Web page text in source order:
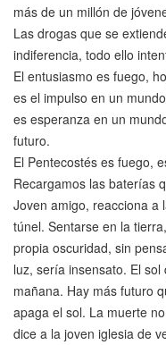
más de un millón de
Las drogas que se
indiferencia, todo ello
El entusiasmo es fuego,
es el impulso en un
es esperanza en un
futuro.
El Pentecostés es fuego,
Recargamos las baterías
Joven amigo, reacciona a
túnel. Sentarse en la
propia oscuridad, sin
luz, sería insensato. El
mañana. Hay más futuro
apaga el sol. La muerte
dice a la joven iglesia de